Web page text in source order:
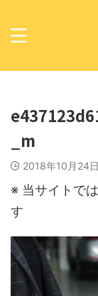
_m
2018年10月24日
※ 当サイトで
す